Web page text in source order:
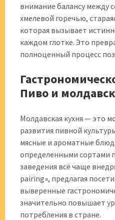
внимание балансу между
хмелевой горечью,
которая вызывает
каждом глотке. Это
полноценный процесс
Пиво и
Молдавская кухня — это
развития пивной
мясные и ароматные
определенными сортами
заведения всё чаще
pairing», предлагая
выверенные
значительно повышает
потребления в стране.